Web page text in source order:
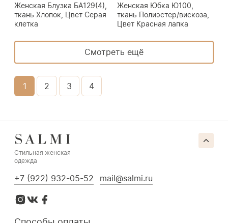
Женская Блузка БА129(4),
ткань Хлопок, Цвет Серая
клетка
Женская Юбка Ю100,
ткань Полиэстер/вискоза,
Цвет Красная лапка
Смотреть ещё
1 2 3 4
Стильная женская
одежда
+7 (922) 932-05-52 mail@salmi.ru